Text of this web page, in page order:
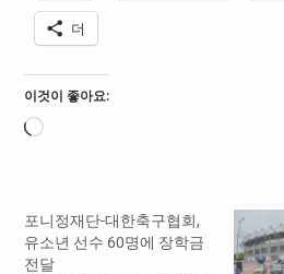
더
이것이 좋아요:
로
포니정재단-대한축구협회,
유소년 선수 60명에 장학금
전달